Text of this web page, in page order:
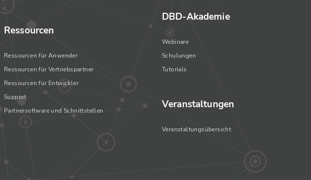
Ressourcen
Ressourcen für Anwender
Ressourcen für Vertriebspartner
Ressourcen für Entwickler
Support
Partnersoftware und Schnittstellen
DBD-Akademie
Webinare
Schulungen
Tutorials
Veranstaltungen
Veranstaltungsübersicht